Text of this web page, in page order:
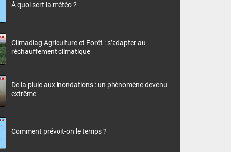
À quoi sert la météo ?
Climadiag Agriculture et Forêt : s’adapter au
réchauffement climatique
De la pluie aux inondations : un phénomène devenu
extrême
Comment prévoit-on le temps ?